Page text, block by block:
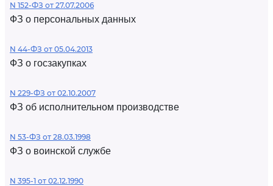
N 152-ФЗ от 27.07.2006
ФЗ о персональных данных
N 44-ФЗ от 05.04.2013
ФЗ о госзакупках
N 229-ФЗ от 02.10.2007
ФЗ об исполнительном производстве
N 53-ФЗ от 28.03.1998
ФЗ о воинской службе
N 395-1 от 02.12.1990